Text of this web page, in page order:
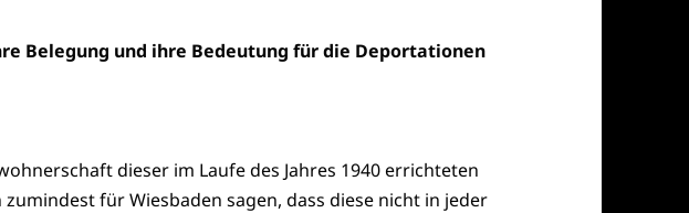
Belegung und ihre Bedeutung für die Deportationen
dieser im Laufe des Jahres 1940 errichteten
für Wiesbaden sagen, dass diese nicht in jeder